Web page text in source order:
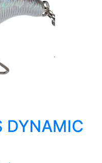
DYNAMIC